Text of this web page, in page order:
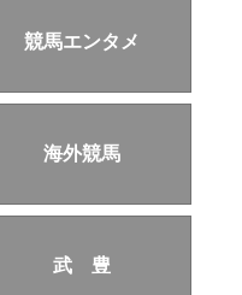
競馬エンタメ
海外競馬
武 豊